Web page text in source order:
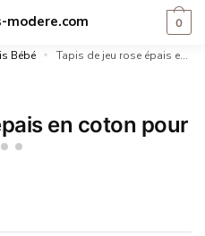
0
Bébé » Tapis de jeu rose épais en coton pour bébé
en coton pour